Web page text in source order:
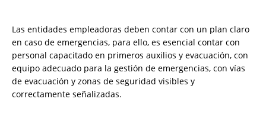
Las entidades empleadoras deben contar con un plan claro
en caso de emergencias, para ello, es esencial contar con
personal capacitado en primeros auxilios y evacuación, con
equipo adecuado para la gestión de emergencias, con vías
de evacuación y zonas de seguridad visibles y
correctamente señalizadas.